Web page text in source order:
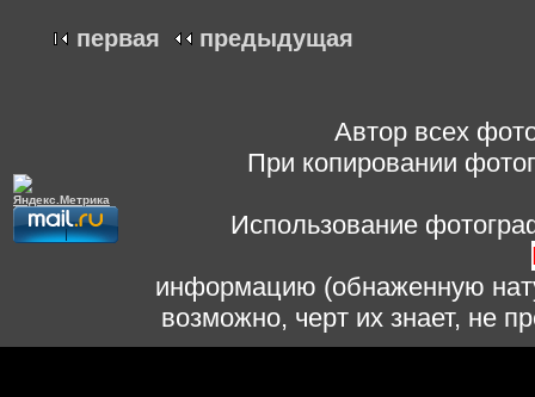
первая предыдущая
Автор всех
При копировании
Использование
информацию (обнаженную
возможно, черт их знает, не